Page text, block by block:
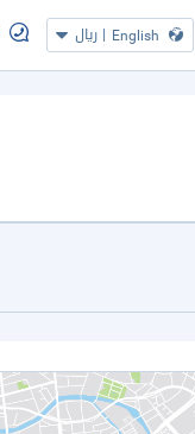
English
| ريال